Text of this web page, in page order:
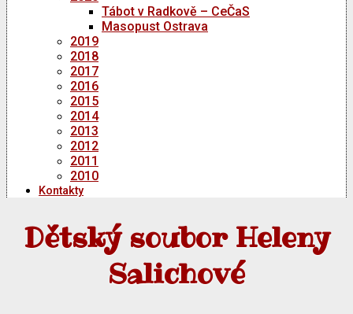
Tábot v Radkově – CeČaS
Masopust Ostrava
2019
2018
2017
2016
2015
2014
2013
2012
2011
2010
Kontakty
Dětský soubor Heleny
Salichové